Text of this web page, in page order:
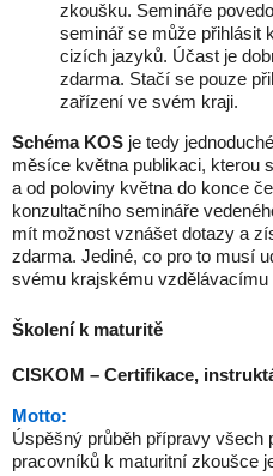
zkoušku. Semináře
seminář se může přihlásit
cizích jazyků. Účast je
zdarma. Stačí se pouze
zařízení ve svém kraji.
Schéma KOS je tedy
měsíce května publikaci, kterou
a od poloviny května do konce
konzultačního semináře
mít možnost vznášet dotazy a
zdarma. Jediné, co pro to musí
svému krajskému vzdělávacímu
Školení k maturitě
CISKOM – Certifikace,
Motto:
Úspěšný průběh přípravy všech
pracovníků k maturitní zkoušce